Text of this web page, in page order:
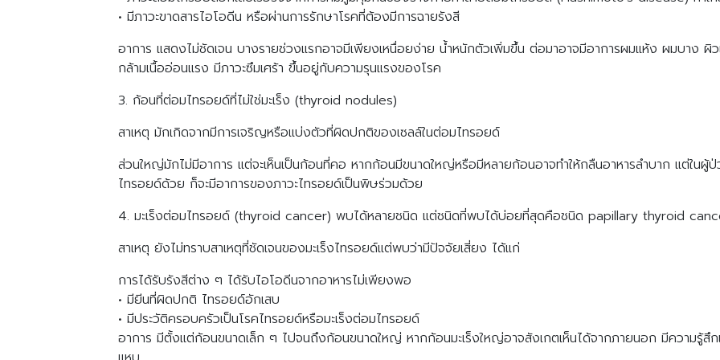
• มีภาวะขาดสารไอโอดีน หรือผ่านการรักษาโรคที่ต้องมีการฉายรังสี
อาการ แสดงไม่ชัดเจน บางรายช่วงแรกอาจมีเพียงเหนื่อยง่าย น้ำหนักตัวเพิ่มขึ้น ต่อมาอาจมีอาการผมแห้ง ผมบาง
กล้ามเนื้ออ่อนแรง มีภาวะซึมเศร้า ขึ้นอยู่กับความรุนแรงของโรค
3. ก้อนที่ต่อมไทรอยด์ที่ไม่ใช่มะเร็ง (thyroid nodules)
สาเหตุ มักเกิดจากมีการเจริญหรือแบ่งตัวที่ผิดปกติของเซลล์ในต่อมไทรอยด์
ส่วนใหญ่มักไม่มีอาการ แต่จะเห็นเป็นก้อนที่คอ หากก้อนมีขนาดใหญ่หรือมีหลายก้อนอาจทำให้กลืนอาหารลำบาก แต่ในผู้
ไทรอยด์ด้วย ก็จะมีอาการของภาวะไทรอยด์เป็นพิษร่วมด้วย
4. มะเร็งต่อมไทรอยด์ (thyroid cancer) พบได้หลายชนิด แต่ชนิดที่พบได้บ่อยที่สุดคือชนิด papillary thyroid
สาเหตุ ยังไม่ทราบสาเหตุที่ชัดเจนของมะเร็งไทรอยด์แต่พบว่ามีปัจจัยเสี่ยง ได้แก่
การได้รับรังสีต่าง ๆ ได้รับไอโอดีนจากอาหารไม่เพียงพอ
• มียีนที่ผิดปกติ ไทรอยด์อักเสบ
• มีประวัติครอบครัวเป็นโรคไทรอยด์หรือมะเร็งต่อมไทรอยด์
อาการ มีตั้งแต่ก้อนขนาดเล็ก ๆ ไปจนถึงก้อนขนาดใหญ่ หากก้อนมะเร็งใหญ่อาจสังเกตเห็นได้จากภายนอก มีความรู้สึ